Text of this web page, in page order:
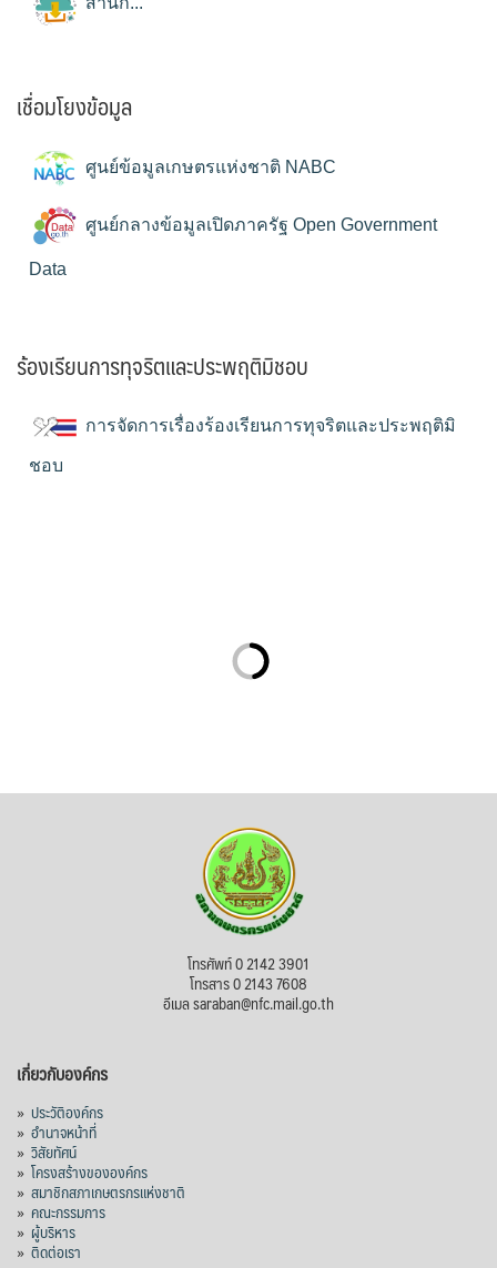
เชื่อมโยงข้อมูล
ศูนย์ข้อมูลเกษตรแห่งชาติ NABC
ศูนย์กลางข้อมูลเปิดภาครัฐ Open Government
Data
ร้องเรียนการทุจริตและประพฤติมิชอบ
การจัดการเรื่องร้องเรียนการทุจริตและประพฤติมิ
ชอบ
โทรศัพท์ 0 2142 3901
โทรสาร 0 2143 7608
อีเมล saraban@nfc.mail.go.th
เกี่ยวกับองค์กร
» ประวัติองค์กร
» อำนาจหน้าที่
» วิสัยทัศน์
» โครงสร้างขององค์กร
» สมาชิกสภาเกษตรกรแห่งชาติ
» คณะกรรมการ
» ผู้บริหาร
» ติดต่อเรา